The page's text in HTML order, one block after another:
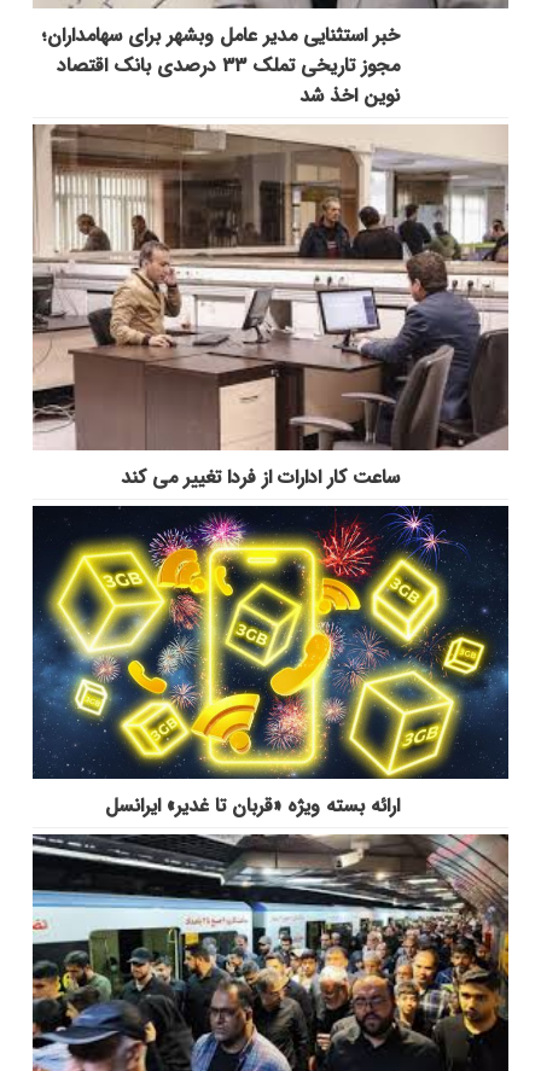
خبر استثنایی مدیر عامل وبشهر برای سهامداران؛
مجوز تاریخی تملک ۳۳ درصدی بانک اقتصاد
نوین اخذ شد
ساعت کار ادارات از فردا تغییر می کند
ارائه بسته ویژه «قربان تا غدیر» ایرانسل